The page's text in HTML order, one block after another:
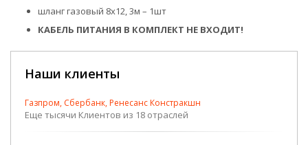
шланг газовый 8х12, 3м – 1шт
КАБЕЛЬ ПИТАНИЯ В КОМПЛЕКТ НЕ ВХОДИТ!
Наши клиенты
Газпром, Сбербанк, Ренесанс Констракшн
Еще тысячи Клиентов из 18 отраслей